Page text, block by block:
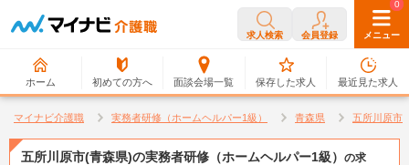
求人検索 会員登録 メニュー
ホーム 初めての方へ 面談会場一覧
0
保存した求人
0
最近見た求人
マイナビ介護職 実務者研修（ホームヘルパー1級） 青森県 五所川原市
五所川原市(青森県)の実務者研修（ホームヘルパー1級） の求